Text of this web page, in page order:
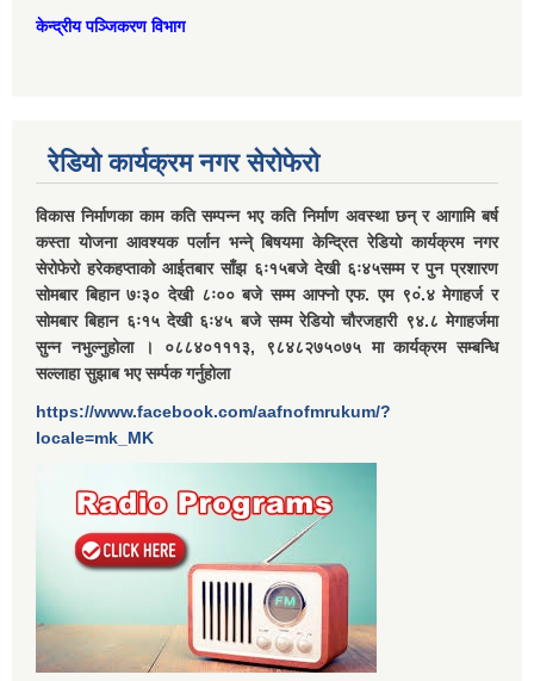
केन्द्रीय पञ्जिकरण विभाग
रेडियो कार्यक्रम नगर सेरोफेरो
विकास निर्माणका काम कति सम्पन्न भए कति निर्माण अवस्था छन् र आगामि बर्ष
कस्ता योजना आवश्यक पर्लान भन्ने् बिषयमा केन्द्रित रेडियो कार्यक्रम नगर
सेरोफेरो हरेकहप्ताको आईतबार साँझ ६ः१५बजे देखी ६ः४५सम्म र पुन प्रशारण
सोमबार बिहान ७ः३० देखी ८ः०० बजे सम्म आफ्नो एफ. एम ९०ं.४ मेगाहर्ज र
सोमबार बिहान ६ः१५ देखी ६ः४५ बजे सम्म रेडियो चौरजहारी ९४.८ मेगाहर्जमा
सुन्न नभुल्नुहोला । ०८८४०१११३, ९८४८२७५०७५ मा कार्यक्रम सम्बन्धि
सल्लाहा सुझाब भए सर्म्पक गर्नुहोला
https://www.facebook.com/aafnofmrukum/?
locale=mk_MK